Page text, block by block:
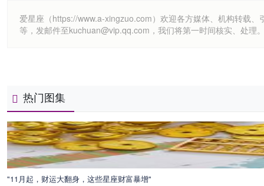
爱星座（https://www.a-xingzuo.com）欢迎各方媒体、机构转载
等，发邮件至kuchuan@vip.qq.com，我们将第一时间核实、处理
热门图集
"11月起，财运大翻身，这些星座财富暴增"